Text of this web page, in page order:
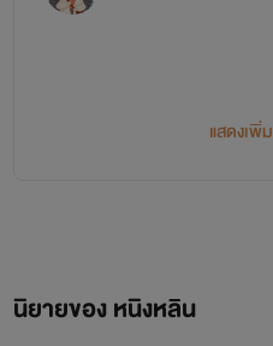
นิยายรักทั่วไปจะใช้น
แสดงเพิ่
นิยายของ หนิงหลิน